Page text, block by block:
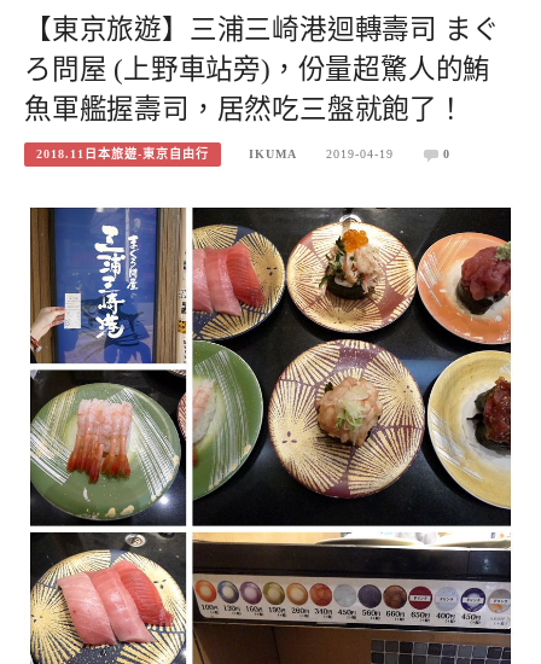
【東京旅遊】三浦三崎港迴轉壽司 まぐ
ろ問屋 (上野車站旁)，份量超驚人的鮪
魚軍艦握壽司，居然吃三盤就飽了！
2018.11日本旅遊-東京自由行 IKUMA 2019-04-19 0